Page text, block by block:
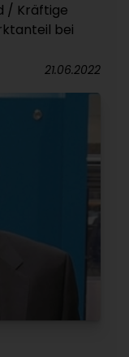
/ Kräftige
bei
21.06.2022